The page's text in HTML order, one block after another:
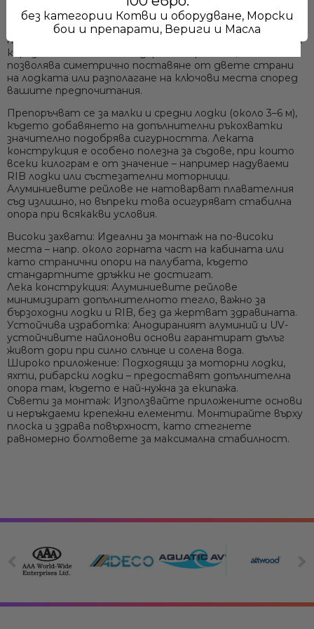
Ние ще се свържем с вас в
парапета към повърхността и едновременно
изолират алуминия от директен контакт с
неръждаеми крепежи, предпазвайки от електролитна
корозия. Комплектът съдържа 2 парапета, което
позволява симетрично поставяне от двете страни
на лодката или разполагане на ключови места според
вашите предпочитания.
Препоръчват се за малки и средни лодки (около 3–6 м),
където добавянето на допълнителни ръкохватки
значително подобрява сигурността. Леката
конструкция е особено полезна за съдове, при които
всеки килограм е от значение – например надуваеми
RIB лодки или състезателни моторници.
Алуминиевите рейлове не натоварват плавателния
съд излишно, но въпреки това осигуряват стабилна
опора при всякакви условия.
Високи захвати: Идеални за монтаж на по-високи
места – напр. около горната част на кабината или
като странични опори на палубата, където
стандартните дръжки не достигат.
Лека конструкция: Алуминиевите рейлове
минимизират допълнителното тегло, важно за
бързоходни лодки и RIB, без да жертват здравината.
Устойчива изработка: Анодираният алуминий и UV-
устойчивите найлонови основи гарантират дълъг
живот дори при силно слънце и солена вода.
Широко приложение: Подходящи за моторни лодки,
яхти, рибарски лодки – предоставят допълнителна
опора там, където е най-нужна за екипажа.
Съвети за монтаж: Използвайте приложените основи
и неръждаеми крепежни елементи. Монтирайте върху
плоска и здрава повърхност, като стегнете
равномерно болтовете за максимална стабилност.
без категории Котви и оборудване, Морски
бои и препарати, Вериги и Масла